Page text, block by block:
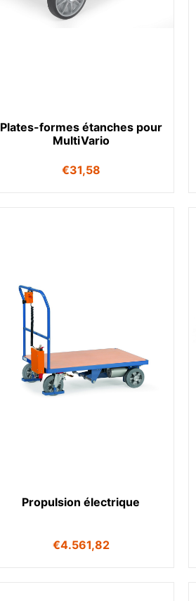
Plates-formes étanches pour
MultiVario
€31,58
Propulsion électrique
€4.561,82